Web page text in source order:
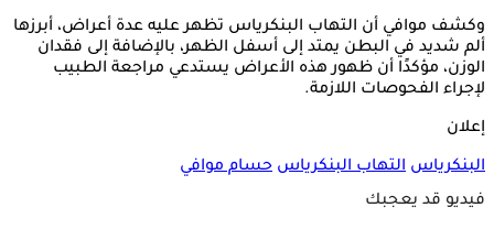
وكشف موافي أن التهاب البنكرياس تظهر عليه عدة أعراض، أبرزها
ألم شديد في البطن يمتد إلى أسفل الظهر، بالإضافة إلى فقدان
الوزن، مؤكدًا أن ظهور هذه الأعراض يستدعي مراجعة الطبيب
لإجراء الفحوصات اللازمة.
إعلان
البنكرياس التهاب البنكرياس حسام موافي
فيديو قد يعجبك